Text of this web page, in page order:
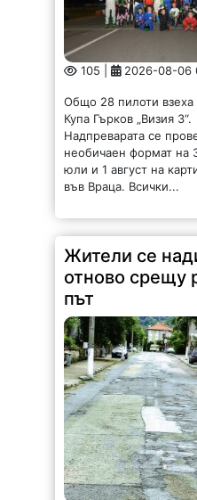
105 | 2026-08-06
Общо 28 пилоти взеха
Купа Гърков „Визия 3“.
Надпреварата се
необичаен формат на
юли и 1 август на
във Враца. Всички...
Жители се
отново срещу
път